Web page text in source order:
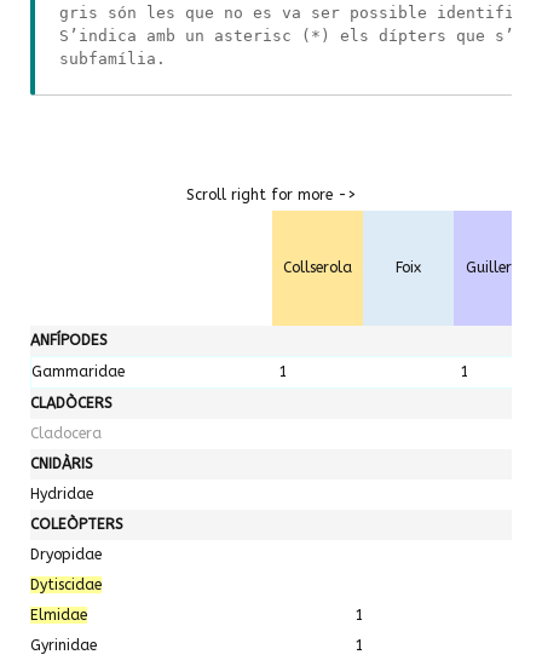
gris són les que no es va ser possible
S’indica amb un asterisc (*) els dípters que
subfamília.
Scroll right for more ->
Collserola Foix Guilleries
ANFÍPODES
Gammaridae
1
1
CLADÒCERS
Cladocera
CNIDÀRIS
Hydridae
COLEÒPTERS
Dryopidae
Dytiscidae
Elmidae
1
Gyrinidae
1